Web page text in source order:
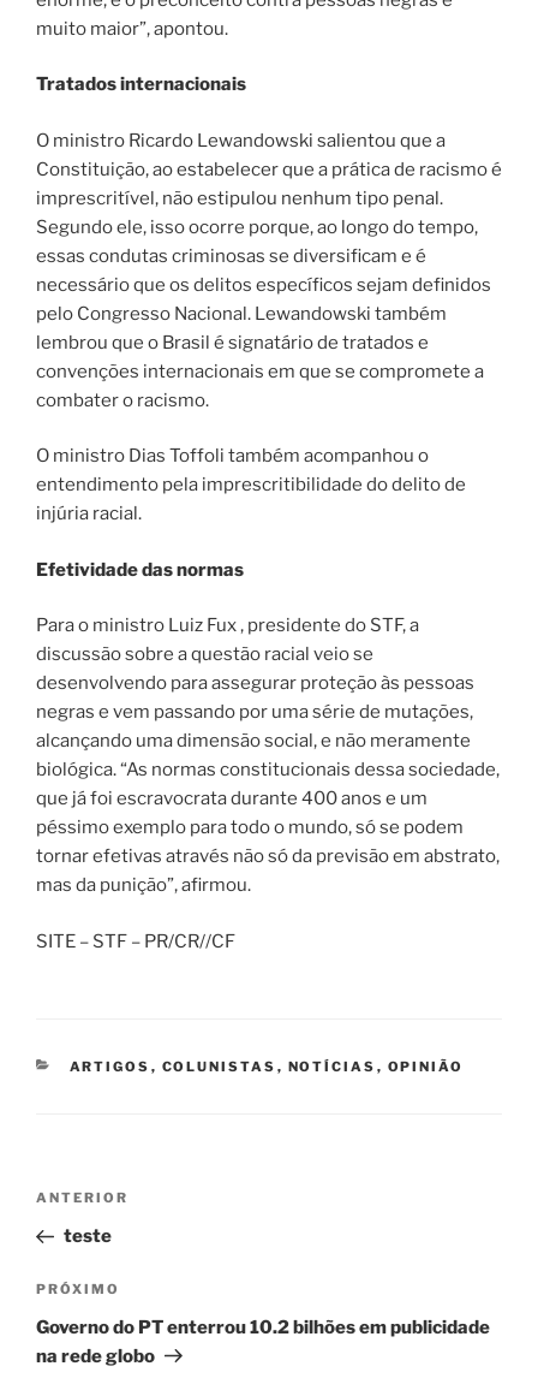
muito maior”, apontou.
Tratados internacionais
O ministro Ricardo Lewandowski salientou que a
Constituição, ao estabelecer que a prática de racismo é
imprescritível, não estipulou nenhum tipo penal.
Segundo ele, isso ocorre porque, ao longo do tempo,
essas condutas criminosas se diversificam e é
necessário que os delitos específicos sejam definidos
pelo Congresso Nacional. Lewandowski também
lembrou que o Brasil é signatário de tratados e
convenções internacionais em que se compromete a
combater o racismo.
O ministro Dias Toffoli também acompanhou o
entendimento pela imprescritibilidade do delito de
injúria racial.
Efetividade das normas
Para o ministro Luiz Fux , presidente do STF, a
discussão sobre a questão racial veio se
desenvolvendo para assegurar proteção às pessoas
negras e vem passando por uma série de mutações,
alcançando uma dimensão social, e não meramente
biológica. “As normas constitucionais dessa sociedade,
que já foi escravocrata durante 400 anos e um
péssimo exemplo para todo o mundo, só se podem
tornar efetivas através não só da previsão em abstrato,
mas da punição”, afirmou.
SITE – STF – PR/CR//CF
CATEGORIAS
ARTIGOS , COLUNISTAS , NOTÍCIAS , OPINIÃO
Navegação
Post
Post
anterior
ANTERIOR
teste
Próximo
post
PRÓXIMO
Governo do PT enterrou 10.2 bilhões em publicidade
na rede globo